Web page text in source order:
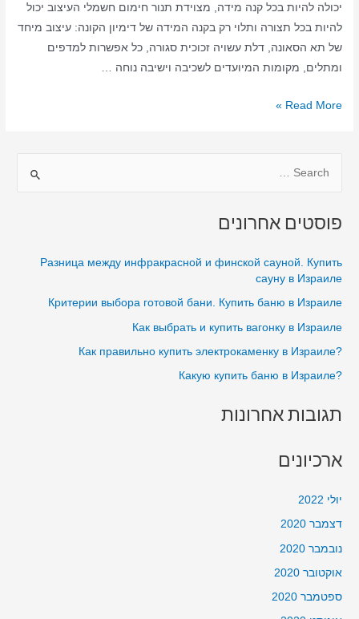
יכולה להיות בכל קנה מידה, מצוידת תנור חימום חשמלי העיצוב יכול
להיות בכל תצורה ותלוי רק בקנה המידה של דימיון הקונה: עיצוב מיחד
של תא הסאונה, דלת עשויה זכוכית סגורה, כל אפשרות למדפים
ומתלים, מקומות המיועדים לשכיבה וישיבה נוחה …
סאונה
–
באלישמע
בבית
Read More »
r
:
פוסטים אחרונים
Разница между инфракрасной и финской сауной. Купить
сауну в Израиле
Критерии выбора готовой бани. Купить баню в Израиле
Как выбрать и купить вагонку в Израиле
?Как правильно купить электрокаменку в Израиле
?Какую купить баню в Израиле
תגובות אחרונות
ארכיונים
יולי 2022
דצמבר 2020
נובמבר 2020
אוקטובר 2020
ספטמבר 2020